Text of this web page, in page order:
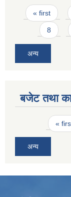
Pages
« first
8
अन्य
बजेट तथा
Pages«
अन्य